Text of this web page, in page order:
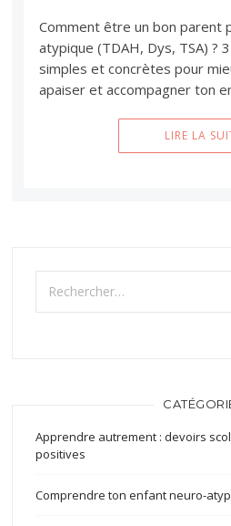
Comment être un bon parent
atypique (TDAH, Dys, TSA) ?
simples et concrètes pour
apaiser et accompagner ton
LIRE LA
Rechercher :
Apprendre autrement : devoirs
positives
Comprendre ton enfant neuro-